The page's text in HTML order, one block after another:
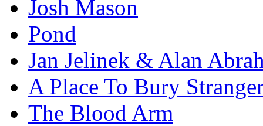
Josh Mason
Pond
Jan Jelinek & Alan
A Place To Bury
The Blood Arm